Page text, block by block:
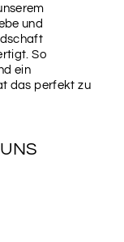
und
So
ein
das perfekt zu